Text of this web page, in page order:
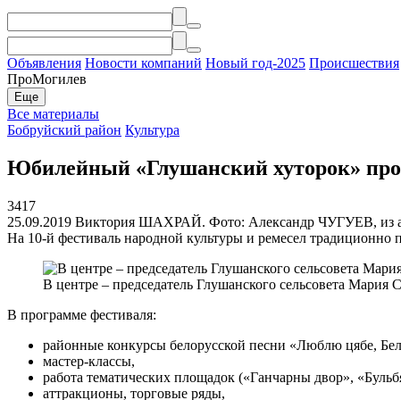
Объявления Новости компаний Новый год-2025 Происшествия
ПроМогилев
Еще
Все материалы
Бобруйский район Культура
Юбилейный «Глушанский хуторок»
3417
25.09.2019 Виктория ШАХРАЙ. Фото: Александр ЧУГУЕВ, из
На 10-й фестиваль народной культуры и ремесел традиционно
В центре – председатель Глушанского сельсовета
В программе фестиваля:
районные конкурсы белорусской песни «Люблю цябе,
мастер-классы,
работа тематических площадок («Ганчарны двор»,
аттракционы, торговые ряды,